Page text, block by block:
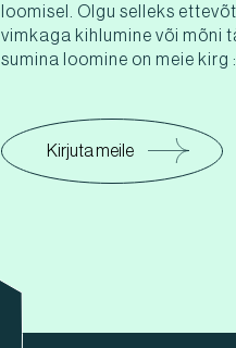
loomisel. Olgu selleks
vimkaga kihlumine või mõni
sumina loomine on meie kirg
Kirjuta meile